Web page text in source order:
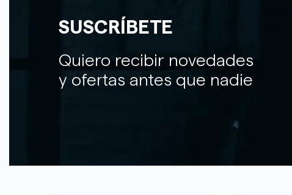
SUSCRÍBETE
Quiero recibir novedades
y ofertas antes que nadie